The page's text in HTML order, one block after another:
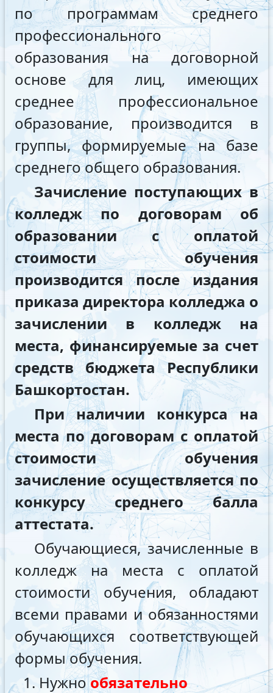
по программам среднего
профессионального
образования на договорной
основе для лиц, имеющих
среднее профессиональное
образование, производится в
группы, формируемые на базе
среднего общего образования.
Зачисление поступающих в
колледж по договорам об
образовании с оплатой
стоимости обучения
производится после издания
приказа директора колледжа о
зачислении в колледж на
места, финансируемые за счет
средств бюджета Республики
Башкортостан.
При наличии конкурса на
места по договорам с оплатой
стоимости обучения
зачисление осуществляется по
конкурсу среднего балла
аттестата.
Обучающиеся, зачисленные в
колледж на места с оплатой
стоимости обучения, обладают
всеми правами и обязанностями
обучающихся соответствующей
формы обучения.
Нужнообязательно